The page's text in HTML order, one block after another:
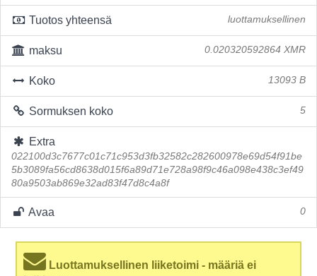
Tuotos yhteensä luottamuksellinen
maksu 0.020320592864 XMR
Koko 13093 B
Sormuksen koko 5
Extra
022100d3c7677c01c71c953d3fb32582c282600978e69d54f91be
5b3089fa56cd8638d015f6a89d71e728a98f9c46a098e438c3ef49
80a9503ab869e32ad83f47d8c4a8f
Avaa 0
Luottamuksellinen liiketoimi - määriä ei